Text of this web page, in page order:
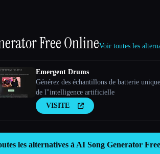
Free OnlineVoir toutes les
Emergent Drums
Générez des échantillons de batterie
de l''intelligence artificielle
VISITE
les alternatives à AI Song Generator